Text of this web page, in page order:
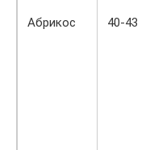
Абрикос 40-43